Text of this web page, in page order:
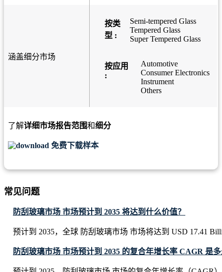
涵盖细分市场
按类
型 :
Semi-tempered Glass
Tempered Glass
Super Tempered Glass
按应用
:
Automotive
Consumer Electronics
Instrument
Others
了解详细市场报告范围和细分
免费下载样本
常见问题
防刮玻璃市场 市场预计到 2035 将达到什么价值？
预计到 2035，全球 防刮玻璃市场 市场将达到 USD 17.41
防刮玻璃市场 市场预计到 2035 的复合年增长率 CAGR 是